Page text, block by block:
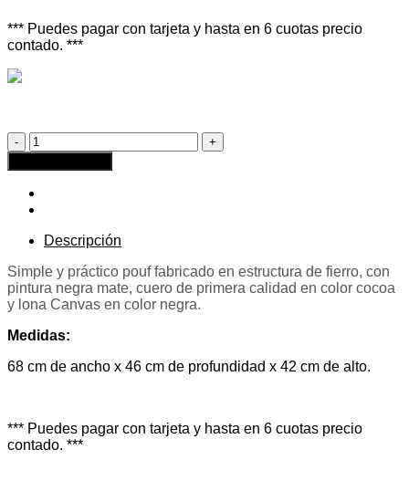
*** Puedes pagar con tarjeta y hasta en 6 cuotas precio
contado. ***
Pouf
Lux
Cuero
Cocoa
-
anticipada
cantidad
Descripción
Simple y práctico pouf fabricado en estructura de fierro, con
pintura negra mate, cuero de primera calidad en color cocoa
y lona Canvas en color negra.
Medidas:
68 cm de ancho x 46 cm de profundidad x 42 cm de alto.
*** Puedes pagar con tarjeta y hasta en 6 cuotas precio
contado. ***